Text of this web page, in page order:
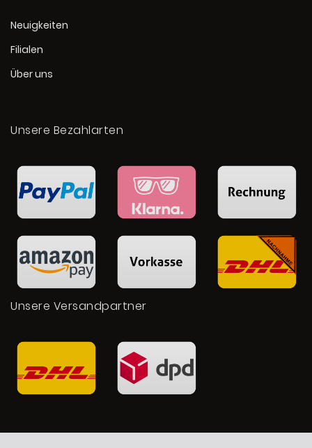
Neuigkeiten
Filialen
Über uns
Unsere Bezahlarten
Unsere Versandpartner